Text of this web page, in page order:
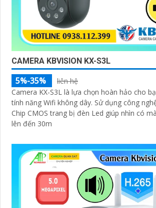
CAMERA KBVISION KX-S3L
5%-35%
liên hệ
Camera KX-S3L là lựa chọn hoàn hảo cho
tính năng Wifi không dây. Sử dụng công nghệ xử lý hình ảnh
Chip CMOS trang bị đèn Led giúp nhìn có
lên đến 30m